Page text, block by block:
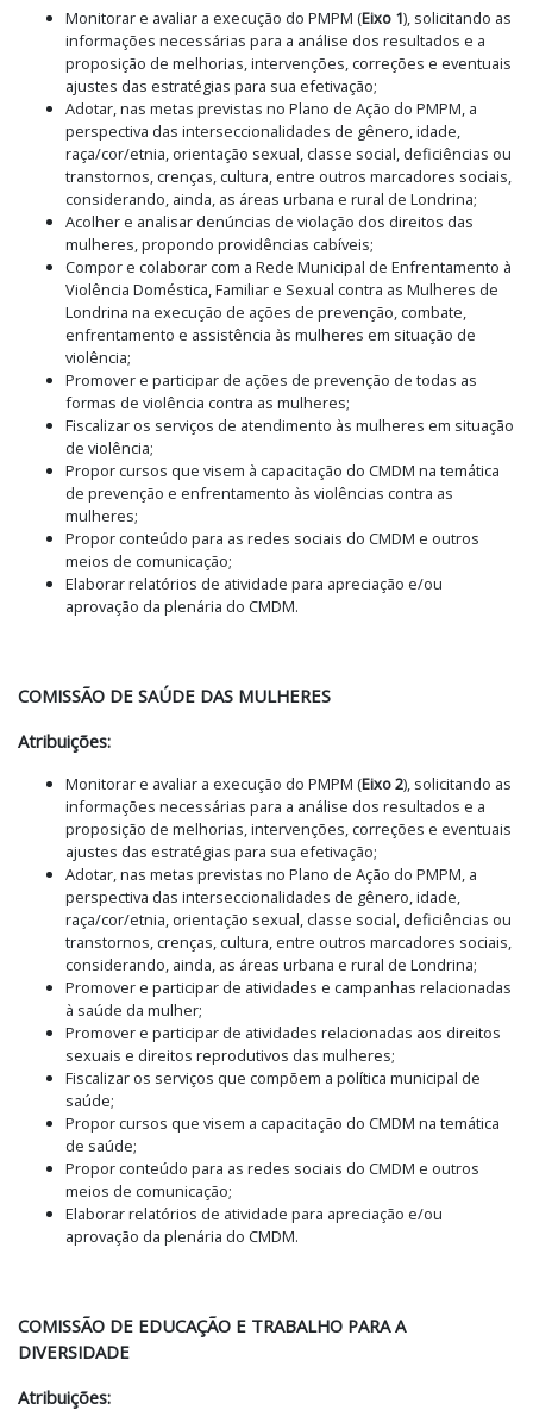
Monitorar e avaliar a execução do PMPM (Eixo 1), solicitando as
informações necessárias para a análise dos resultados e a
proposição de melhorias, intervenções, correções e eventuais
ajustes das estratégias para sua efetivação;
Adotar, nas metas previstas no Plano de Ação do PMPM, a
perspectiva das interseccionalidades de gênero, idade,
raça/cor/etnia, orientação sexual, classe social, deficiências ou
transtornos, crenças, cultura, entre outros marcadores sociais,
considerando, ainda, as áreas urbana e rural de Londrina;
Acolher e analisar denúncias de violação dos direitos das
mulheres, propondo providências cabíveis;
Compor e colaborar com a Rede Municipal de Enfrentamento à
Violência Doméstica, Familiar e Sexual contra as Mulheres de
Londrina na execução de ações de prevenção, combate,
enfrentamento e assistência às mulheres em situação de
violência;
Promover e participar de ações de prevenção de todas as
formas de violência contra as mulheres;
Fiscalizar os serviços de atendimento às mulheres em situação
de violência;
Propor cursos que visem à capacitação do CMDM na temática
de prevenção e enfrentamento às violências contra as
mulheres;
Propor conteúdo para as redes sociais do CMDM e outros
meios de comunicação;
Elaborar relatórios de atividade para apreciação e/ou
aprovação da plenária do CMDM.
COMISSÃO DE SAÚDE DAS MULHERES
Atribuições:
Monitorar e avaliar a execução do PMPM (Eixo 2), solicitando as
informações necessárias para a análise dos resultados e a
proposição de melhorias, intervenções, correções e eventuais
ajustes das estratégias para sua efetivação;
Adotar, nas metas previstas no Plano de Ação do PMPM, a
perspectiva das interseccionalidades de gênero, idade,
raça/cor/etnia, orientação sexual, classe social, deficiências ou
transtornos, crenças, cultura, entre outros marcadores sociais,
considerando, ainda, as áreas urbana e rural de Londrina;
Promover e participar de atividades e campanhas relacionadas
à saúde da mulher;
Promover e participar de atividades relacionadas aos direitos
sexuais e direitos reprodutivos das mulheres;
Fiscalizar os serviços que compõem a política municipal de
saúde;
Propor cursos que visem a capacitação do CMDM na temática
de saúde;
Propor conteúdo para as redes sociais do CMDM e outros
meios de comunicação;
Elaborar relatórios de atividade para apreciação e/ou
aprovação da plenária do CMDM.
COMISSÃO DE EDUCAÇÃO E TRABALHO PARA A
DIVERSIDADE
Atribuições: